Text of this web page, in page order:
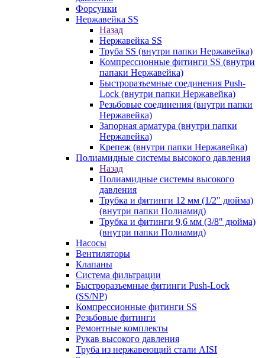
Форсунки
Нержавейка SS
Назад
Нержавейка SS
Труба SS (внутри папки Нержавейка)
Компрессионные фитинги SS (внутри
папаки Нержавейка)
Быстроразъемные соединения Push-
Lock (внутри папки Нержавейка)
Резьбовые соединения (внутри папки
Нержавейка)
Запорная арматура (внутри папки
Нержавейка)
Крепеж (внутри папки Нержавейка)
Полиамидные системы высокого давления
Назад
Полиамидные системы высокого
давления
Трубка и фитинги 12 мм (1/2" дюйма)
(внутри папки Полиамид)
Трубка и фитинги 9,6 мм (3/8" дюйма)
(внутри папки Полиамид)
Насосы
Вентиляторы
Клапаны
Система фильтрации
Быстроразъемные фитинги Push-Lock
(SS/NP)
Компрессионные фитинги SS
Резьбовые фитинги
Ремонтные комплекты
Рукав высокого давления
Труба из нержавеющий стали AISI